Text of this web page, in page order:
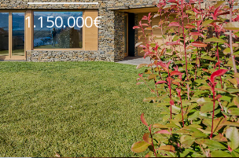
1.150.000€